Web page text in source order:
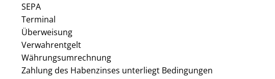
SEPA
Terminal
Überweisung
Verwahrentgelt
Währungsumrechnung
Zahlung des Habenzinses unterliegt Bedingungen